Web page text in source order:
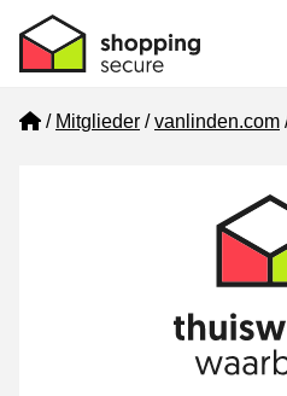
Home
Mitglieder vanlinden.com